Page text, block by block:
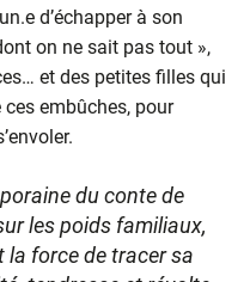
d’échapper à son
on ne sait pas tout »,
et des petites filles qui
embûches, pour
du conte de
les poids familiaux,
la force de tracer sa